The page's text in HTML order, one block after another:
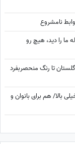
نامشروع
ما را دید، هیچ رو
تا رنگ منحصربفرد
بالا/ هم برای بانوان و